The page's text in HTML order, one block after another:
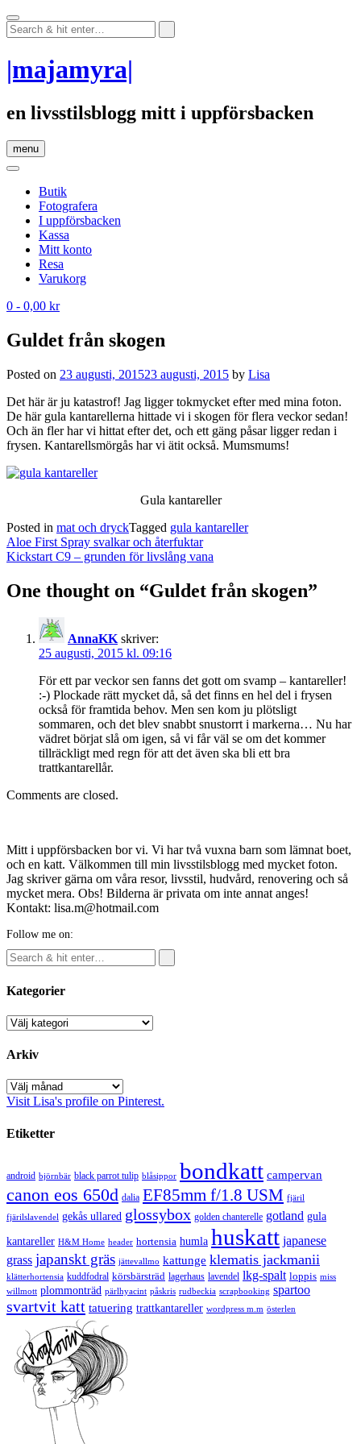
Skip
to
content
|majamyra|
en livsstilsblogg mitt i uppförsbacken
menu
Butik
Fotografera
I uppförsbacken
Kassa
Mitt konto
Resa
Varukorg
0 - 0,00 kr
Guldet från skogen
Posted on 23 augusti, 201523 augusti, 2015 by Lisa
Det här är ju katastrof! Jag ligger tokmycket efter med mina foton.
De här gula kantarellerna hittade vi i skogen för flera veckor sedan!
Och än fler har vi hittat efter det, och ett gäng påsar ligger redan i
frysen. Kantarellsmörgås har vi ätit också. Mumsmums!
Gula kantareller
Posted in mat och dryckTagged gula kantareller
Post
navigation
Aloe First Spray svalkar och återfuktar
Kickstart C9 – grunden för livslång vana
One thought on “Guldet från skogen”
AnnaKK skriver:
25 augusti, 2015 kl. 09:16
För ett par veckor sen fanns det gott om svamp – kantareller!
:-) Plockade rätt mycket då, så det finns en hel del i frysen
också för framtida behov. Men sen kom ju plötsligt
sommaren, och det blev snabbt snustorrt i markerna… Nu har
vädret börjat slå om igen, så vi får väl se om det kommer
tillräckligt med regn för att det även ska bli ett bra
trattkantarellår.
Comments are closed.
Mitt i uppförsbacken bor vi. Vi har två vuxna barn som lämnat boet,
och en katt. Välkommen till min livsstilsblogg med mycket foton.
Jag skriver gärna om våra resor, livsstil, hudvård, renovering och så
mycket mera. Obs! Bilderna är privata om inte annat anges!
Kontakt: lisa.m@hotmail.com
Follow me on:
Kategorier
Kategorier
Arkiv
Arkiv
Visit Lisa's profile on Pinterest.
Etiketter
android björnbär black parrot tulip blåsippor bondkatt campervan
canon eos 650d dalia EF85mm f/1.8 USM fjäril
fjärilslavendel gekås ullared glossybox golden chanterelle gotland gula
kantareller H&M Home header hortensia humla huskatt japanese
grass japanskt gräs jättevallmo kattunge klematis jackmanii
klätterhortensia kuddfodral körsbärsträd lagerhaus lavendel lkg-spalt loppis miss
willmott plommonträd pärlhyacint påskris rudbeckia scrapbooking spartoo
svartvit katt tatuering trattkantareller wordpress m.m österlen